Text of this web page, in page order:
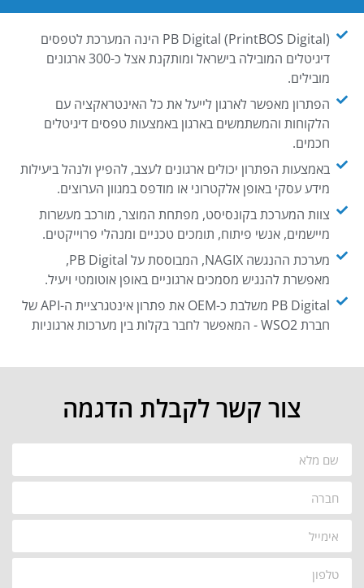
PB Digital (PrintBOS Digital) הינה המערכת לטפסים
דיגיטלים המובילה בישראל ומותקנת אצל כ-300 ארגונים
מובילים.
הפתרון מאפשר לארגון לייעל את כל האינטראקציה עם
הלקוחות והמשתמשים בארגון באמצעות טפסים דיגיטלים
חכמים.
באמצעות הפתרון יכולים ארגונים לעצב, להפיץ ולנהל ביעילות
מידע עסקי באופן אלקטרוני או מודפס במגוון הערוצים.
צוות המערכת בקונסיסט, מפתחת המוצר, מורכב מעשרות
מיישמים, אנשי פיתוח, תומכים טכניים ומנהלי פרוייקטים.
מערכת ההנגשה NAGIX, המבוססת על PB Digital,
מאפשרת להנגיש מסמכים ארגוניים באופן אוטומטי ויעיל.
PB Digital משלבת כ-OEM את פתרון אינטגרציית ה-API של
חברת WSO2 - המאפשר לחבר בקלות בין מערכות ארגוניות
צור קשר לקבלת הדגמה